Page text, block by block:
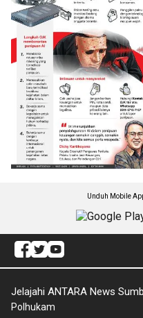
Unduh Mobile
Jelajahi ANTARA News
Polhukam